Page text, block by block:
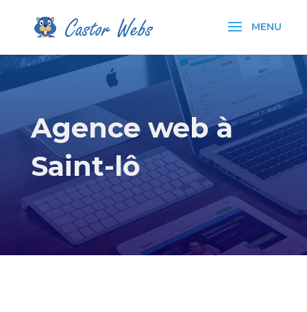
Agence web à
Saint-lô